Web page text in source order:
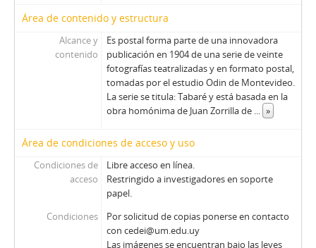
Área de contenido y estructura
Alcance y
contenido
Es postal forma parte de una innovadora
publicación en 1904 de una serie de veinte
fotografías teatralizadas y en formato postal,
tomadas por el estudio Odin de Montevideo.
La serie se titula: Tabaré y está basada en la
obra homónima de Juan Zorrilla de ... »
Área de condiciones de acceso y uso
Condiciones de
acceso
Libre acceso en línea.
Restringido a investigadores en soporte
papel.
Condiciones
Por solicitud de copias ponerse en contacto
con cedei@um.edu.uy
Las imágenes se encuentran bajo las leyes